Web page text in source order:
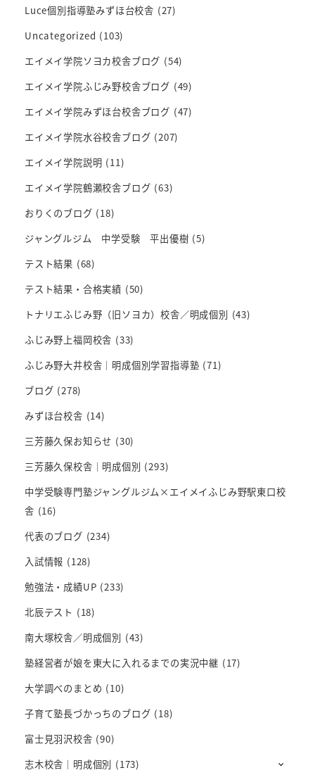
Luce個別指導塾みずほ台校舎 (27)
Uncategorized (103)
エイメイ学院ソヨカ校舎ブログ (54)
エイメイ学院ふじみ野校舎ブログ (49)
エイメイ学院みずほ台校舎ブログ (47)
エイメイ学院水谷校舎ブログ (207)
エイメイ学院説明 (11)
エイメイ学院鶴瀬校舎ブログ (63)
おりくのブログ (18)
ジャングルジム 中学受験 平出優樹 (5)
テスト結果 (68)
テスト結果・合格実績 (50)
トナリエふじみ野（旧ソヨカ）校舎／明成個別 (43)
ふじみ野上福岡校舎 (33)
ふじみ野大井校舎｜明成個別学習指導塾 (71)
ブログ (278)
みずほ台校舎 (14)
三芳藤久保お知らせ (30)
三芳藤久保校舎｜明成個別 (293)
中学受験専門塾ジャングルジム×エイメイふじみ野駅東口校
舎 (16)
代表のブログ (234)
入試情報 (128)
勉強法・成績UP (233)
北辰テスト (18)
南大塚校舎／明成個別 (43)
塾経営者が娘を東大に入れるまでの実況中継 (17)
大学調べのまとめ (10)
子育て塾長づかっちのブログ (18)
富士見羽沢校舎 (90)
志木校舎｜明成個別 (173)